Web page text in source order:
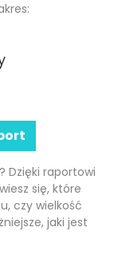
Dzięki raportowi
się, które
czy wielkość
jaki jest